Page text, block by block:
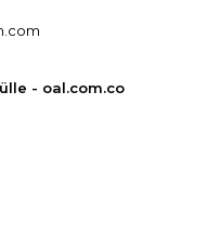
- oal.com.co